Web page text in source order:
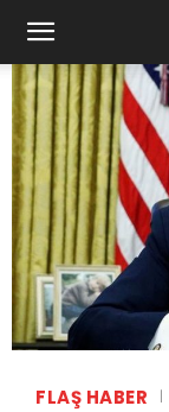
FLAŞ HABER